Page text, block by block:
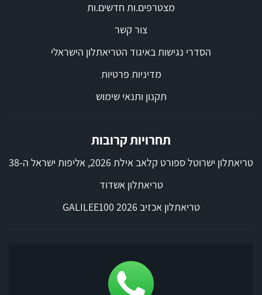
מצטרפים.ות חדשים.ות
צור קשר
הסדרי נגישות באיגוד הטריאתלון הישראלי
מדיניות פרטיות
תקנון ותנאי שימוש
תחרויות קרובות
טריאתלון ישרוטל ספורט קלאב אילת 2026, אליפות ישראל ה-38
טריאתלון אשדוד
טריאתלון אכזיב 2026 GALILEE100